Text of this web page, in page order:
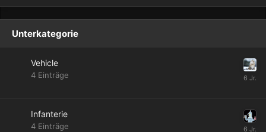
Unterkategorie
Vehicle
4 Einträge
Infanterie
4 Einträge